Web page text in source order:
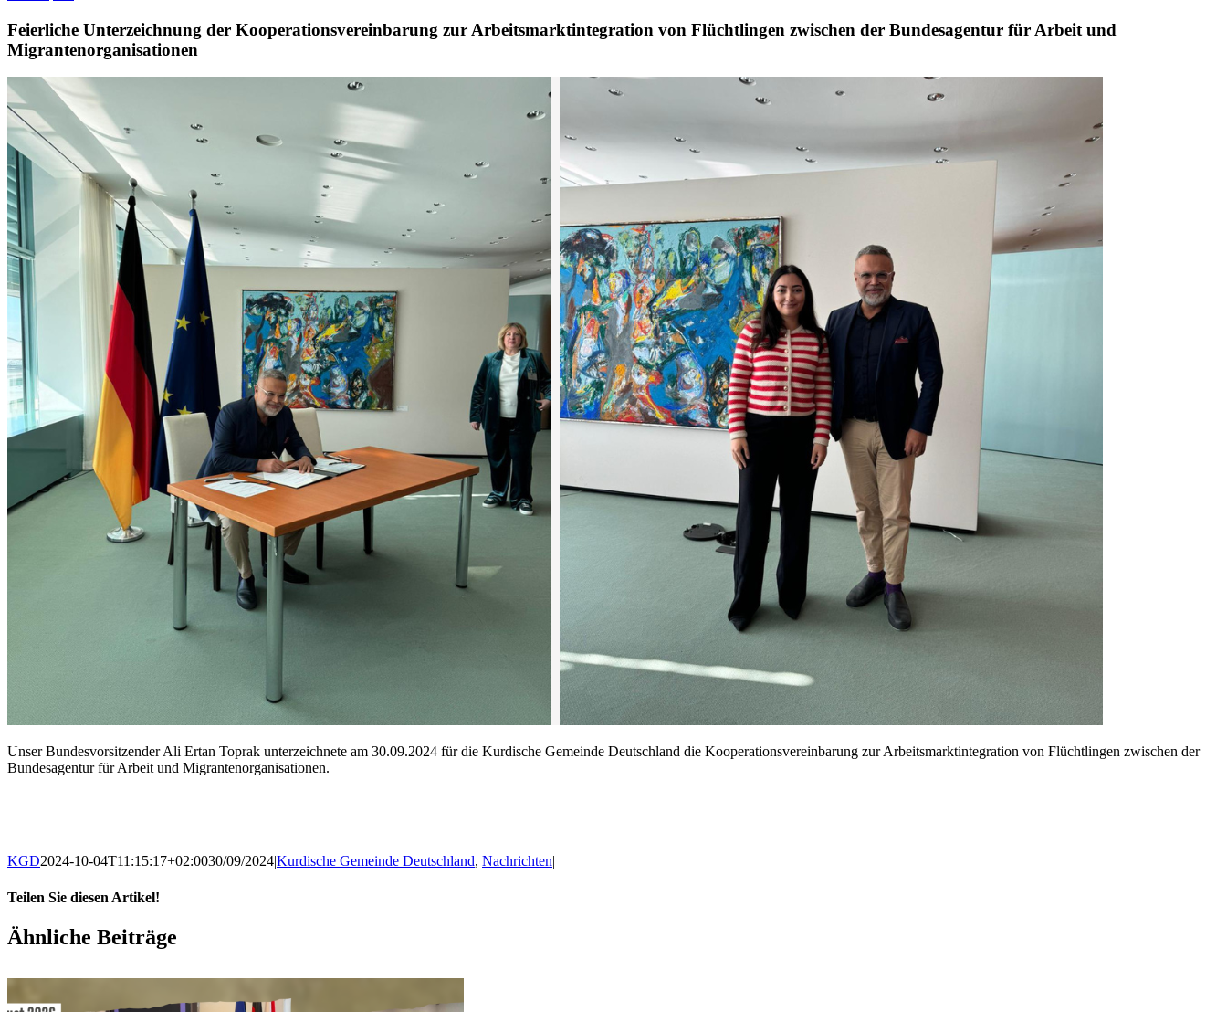
Feierliche Unterzeichnung der Kooperationsvereinbarung zur Arbeitsmarktintegration von Flüchtlingen zwischen der Bundesagentur für Arbeit und
Migrantenorganisationen
Unser Bundesvorsitzender Ali Ertan Toprak unterzeichnete am 30.09.2024 für die Kurdische Gemeinde Deutschland die Kooperationsvereinbarung zur Arbeitsmarktintegration von Flüchtlingen zwischen der
Bundesagentur für Arbeit und Migrantenorganisationen.
KGD2024-10-04T11:15:17+02:0030/09/2024|Kurdische Gemeinde Deutschland, Nachrichten|
Teilen Sie diesen Artikel!
Facebook
X
WhatsApp
Pinterest
E-
Mail
Ähnliche Beiträge